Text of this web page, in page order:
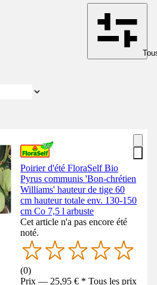
Poirier d'été FloraSelf Bio
Pyrus communis 'Bon-chrétien
Williams' hauteur de tige 60
cm hauteur totale env. 130-150
cm Co 7,5 l arbuste
Cet article n'a pas encore été
noté.
(0)
Prix — 25,95 € * Tous les prix